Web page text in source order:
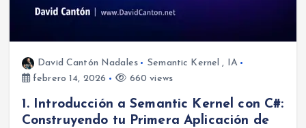
David Cantón Nadales Semantic Kernel ,
IA
febrero 14, 2026
660 views
1. Introducción a Semantic Kernel con C#:
Construyendo tu Primera Aplicación de